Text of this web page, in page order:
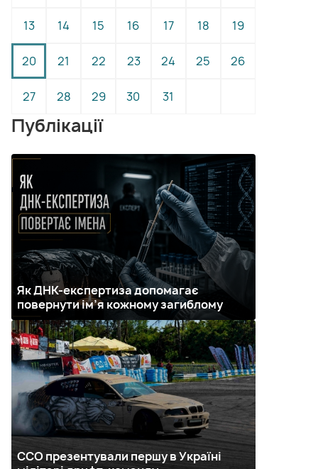
13 14 15 16 17 18 19
20 21 22 23 24 25 26
27 28 29 30 31
Публікації
Як ДНК-експертиза допомагає
повернути ім’я кожному загиблому
ССО презентували першу в Україні